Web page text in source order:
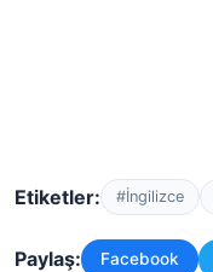
Etiketler: #İngilizce
Paylaş: Facebook